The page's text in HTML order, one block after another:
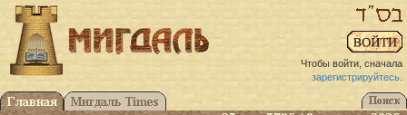
Чтобы войти, сначала
зарегистрируйтесь.